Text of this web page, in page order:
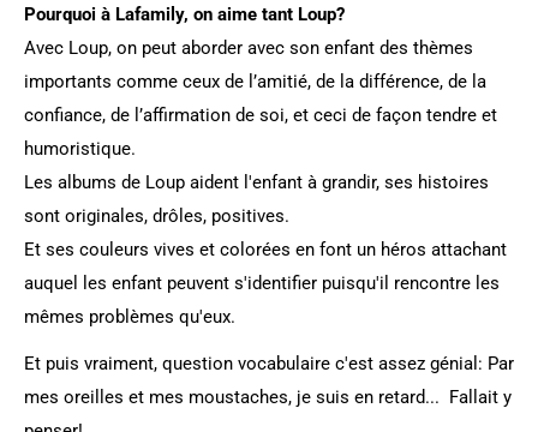
Pourquoi à Lafamily, on aime tant Loup?
Avec Loup, on peut aborder avec son enfant des thèmes
importants comme ceux de l’amitié, de la différence, de la
confiance, de l’affirmation de soi, et ceci de façon tendre et
humoristique.
Les albums de Loup aident l'enfant à grandir, ses histoires
sont originales, drôles, positives.
Et ses couleurs vives et colorées en font un héros attachant
auquel les enfant peuvent s'identifier puisqu'il rencontre les
mêmes problèmes qu'eux.
Et puis vraiment, question vocabulaire c'est assez génial: Par
mes oreilles et mes moustaches, je suis en retard... Fallait y